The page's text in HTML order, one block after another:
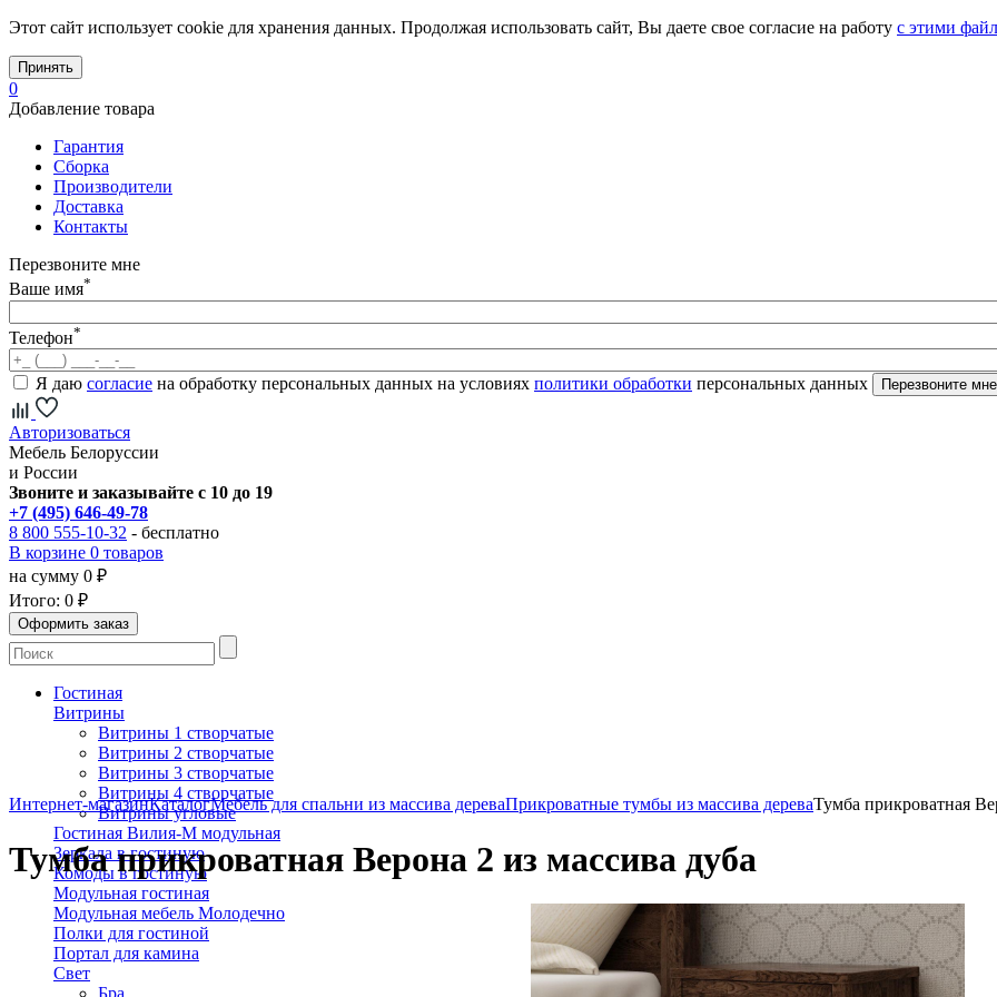
Этот сайт использует cookie для хранения данных. Продолжая использовать сайт, Вы даете свое согласие на работу с этими
Принять
0
Добавление товара
Гарантия
Сборка
Производители
Доставка
Контакты
Перезвоните мне
Ваше имя*
Телефон*
Я даю согласие на обработку персональных данных на условиях политики обработки персональных данных
Авторизоваться
Мебель Белоруссии
и России
Звоните и заказывайте с 10 до 19
+7 (495) 646-49-78
8 800 555-10-32 - бесплатно
В корзине 0 товаров
на сумму 0 ₽
Итого: 0 ₽
Гостиная
Витрины
Витрины 1 створчатые
Витрины 2 створчатые
Витрины 3 створчатые
Витрины 4 створчатые
Витрины угловые
Гостиная Вилия-М модульная
Зеркала в гостиную
Комоды в гостиную
Модульная гостиная
Модульная мебель Молодечно
Полки для гостиной
Портал для камина
Свет
Интернет-магазинКаталогМебель для спальни из массива дереваПрикроватные тумбы из массива дереваТумба прикроватная
Тумба прикроватная Верона 2 из массива дуба